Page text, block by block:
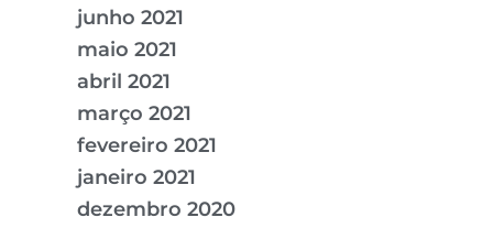
junho 2021
maio 2021
abril 2021
março 2021
fevereiro 2021
janeiro 2021
dezembro 2020